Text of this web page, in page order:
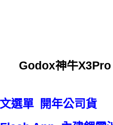
Godox神牛
選單 開年公司貨